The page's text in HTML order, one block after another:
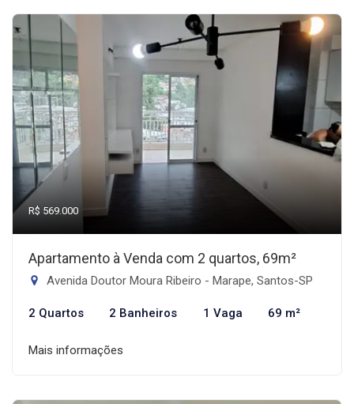
R$ 569.000
Apartamento à Venda com 2 quartos, 69m²
Avenida Doutor Moura Ribeiro - Marape, Santos-SP
2 Quartos 2 Banheiros 1 Vaga 69 m²
Mais informações